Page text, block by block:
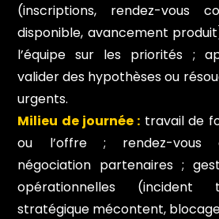
(inscriptions, rendez-vous
disponible, avancement
l’équipe sur les priorités ;
valider des hypothèses ou
urgents.
Milieu de journée : travail de
ou l’offre ; rendez-vous
négociation partenaires ;
opérationnelles (incident
stratégique mécontent,